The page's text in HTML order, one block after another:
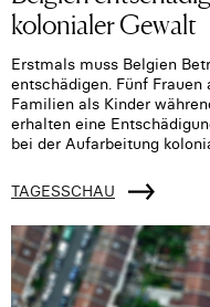
kolonialer Gewalt
Erstmals muss Belgien
entschädigen. Fünf
Familien als Kinder
erhalten eine
bei der Aufarbeitung
TAGESSCHAU